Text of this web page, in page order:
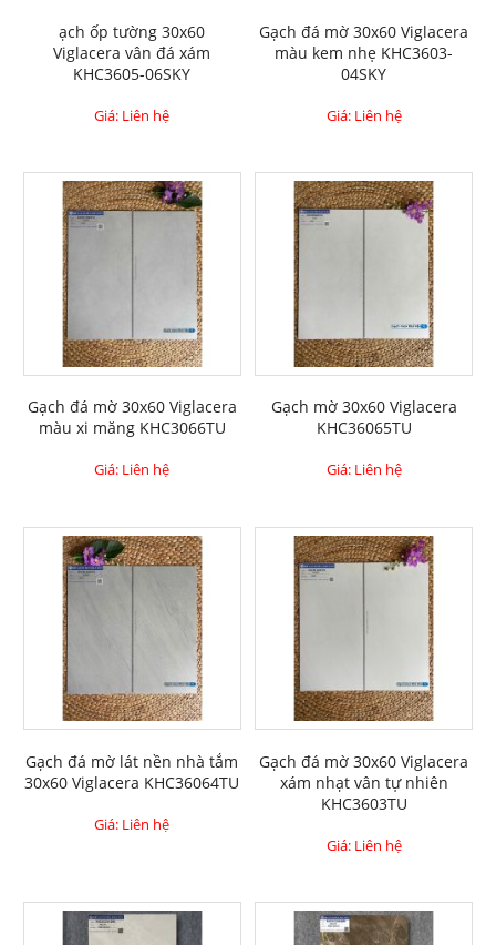
ạch ốp tường 30x60
Viglacera vân đá xám
KHC3605-06SKY
Giá: Liên hệ
Gạch đá mờ 30x60 Viglacera
màu kem nhẹ KHC3603-
04SKY
Giá: Liên hệ
Gạch đá mờ 30x60 Viglacera
màu xi măng KHC3066TU
Giá: Liên hệ
Gạch mờ 30x60 Viglacera
KHC36065TU
Giá: Liên hệ
Gạch đá mờ lát nền nhà tắm
30x60 Viglacera KHC36064TU
Giá: Liên hệ
Gạch đá mờ 30x60 Viglacera
xám nhạt vân tự nhiên
KHC3603TU
Giá: Liên hệ